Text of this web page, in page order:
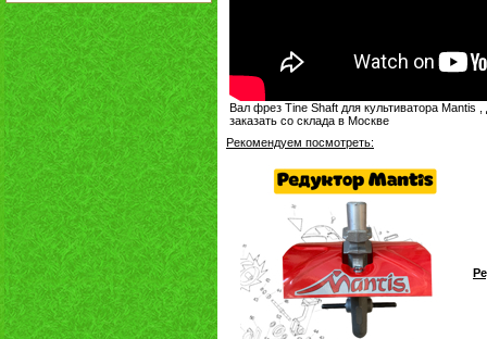
Вал фрез Tine Shaft для культиватора Mantis
заказать со склада в Москве
Рекомендуем посмотреть: